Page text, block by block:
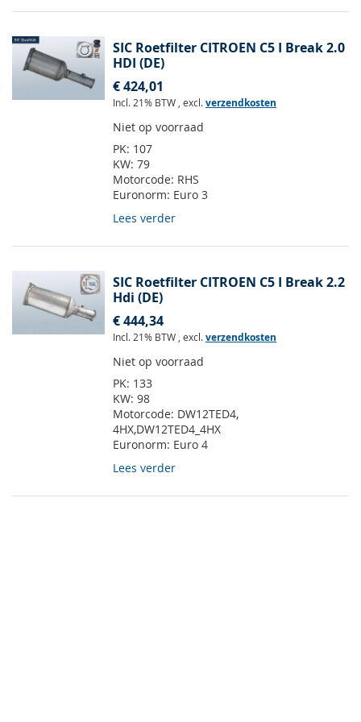
SIC Roetfilter CITROEN C5 I Break 2.0
HDI (DE)
€ 424,01
Incl. 21% BTW , excl.verzendkosten
Niet op voorraad
PK: 107
KW: 79
Motorcode: RHS
Euronorm: Euro 3
Lees verder
SIC Roetfilter CITROEN C5 I Break 2.2
Hdi (DE)
€ 444,34
Incl. 21% BTW , excl.verzendkosten
Niet op voorraad
PK: 133
KW: 98
Motorcode: DW12TED4,
4HX,DW12TED4_4HX
Euronorm: Euro 4
Lees verder